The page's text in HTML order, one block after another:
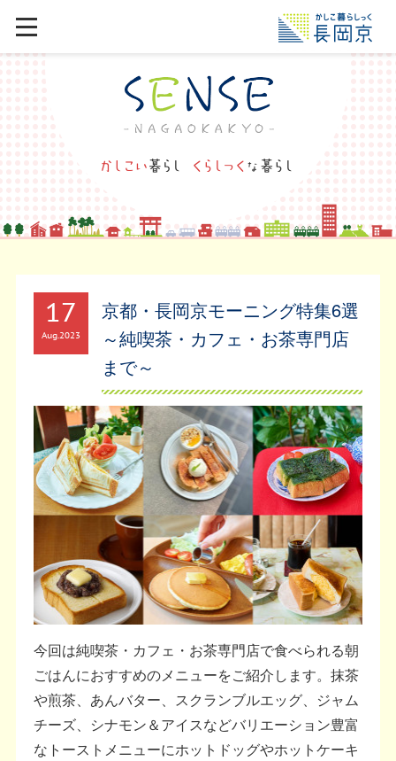
17
Aug2023
京都・長岡京モーニング特集6選
～純喫茶・カフェ・お茶専門店
まで～
今回は純喫茶・カフェ・お茶専門店で食べられる朝
ごはんにおすすめのメニューをご紹介します。抹茶
や煎茶、あんバター、スクランブルエッグ、ジャム
チーズ、シナモン＆アイスなどバリエーション豊富
なトーストメニューにホットドッグやホットケーキ